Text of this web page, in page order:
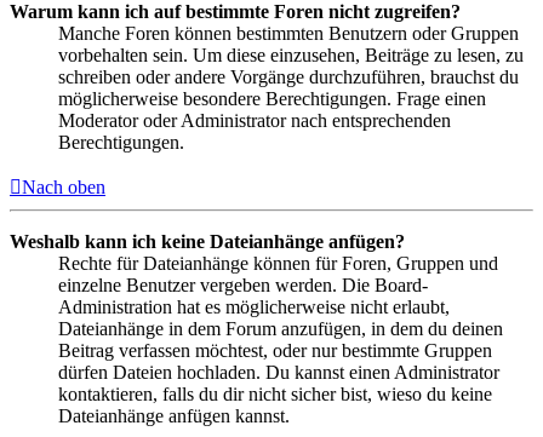
Warum kann ich auf bestimmte Foren nicht zugreifen?
Manche Foren können bestimmten Benutzern oder Gruppen
vorbehalten sein. Um diese einzusehen, Beiträge zu lesen, zu
schreiben oder andere Vorgänge durchzuführen, brauchst du
möglicherweise besondere Berechtigungen. Frage einen
Moderator oder Administrator nach entsprechenden
Berechtigungen.
Nach oben
Weshalb kann ich keine Dateianhänge anfügen?
Rechte für Dateianhänge können für Foren, Gruppen und
einzelne Benutzer vergeben werden. Die Board-
Administration hat es möglicherweise nicht erlaubt,
Dateianhänge in dem Forum anzufügen, in dem du deinen
Beitrag verfassen möchtest, oder nur bestimmte Gruppen
dürfen Dateien hochladen. Du kannst einen Administrator
kontaktieren, falls du dir nicht sicher bist, wieso du keine
Dateianhänge anfügen kannst.